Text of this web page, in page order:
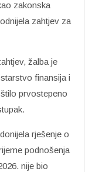
zakonska
zahtjev za
žalba je
finansija i
prvostepeno
rješenje o
podnošenja
nije bio